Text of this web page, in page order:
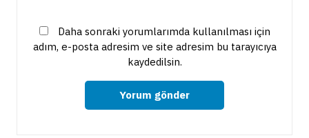
Daha sonraki yorumlarımda kullanılması için
adım, e-posta adresim ve site adresim bu tarayıcıya
kaydedilsin.